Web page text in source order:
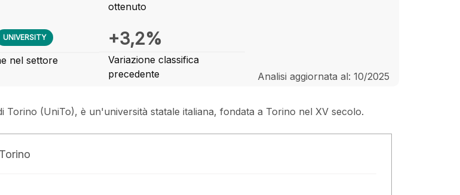
ottenuto
UNIVERSITY
nel settore
+3,2%
Variazione classifica
precedente
Analisi aggiornata al: 10/2025
Torino (UniTo), è un'università statale italiana, fondata a Torino nel XV secolo.